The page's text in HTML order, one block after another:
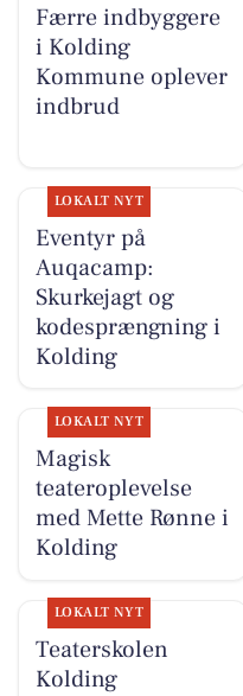
Færre indbyggere
i Kolding
Kommune oplever
indbrud
LOKALT NYT
Eventyr på
Auqacamp:
Skurkejagt og
kodesprængning i
Kolding
LOKALT NYT
Magisk
teateroplevelse
med Mette Rønne i
Kolding
LOKALT NYT
Teaterskolen
Kolding